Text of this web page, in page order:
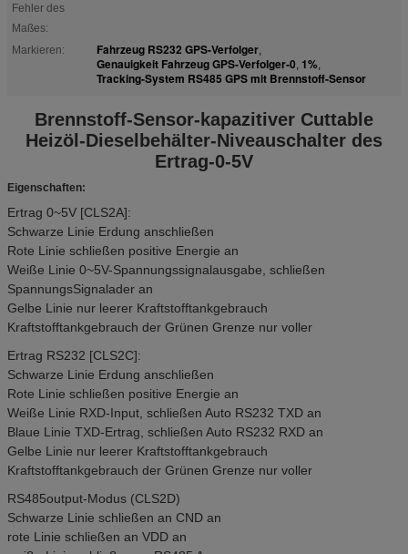
Fehler des
Maßes:
Markieren: Fahrzeug RS232 GPS-Verfolger,
Genauigkeit Fahrzeug GPS-Verfolger-0, 1%,
Tracking-System RS485 GPS mit Brennstoff-Sensor
Brennstoff-Sensor-kapazitiver Cuttable
Heizöl-Dieselbehälter-Niveauschalter des
Ertrag-0-5V
Eigenschaften:
Ertrag 0~5V [CLS2A]:
Schwarze Linie Erdung anschließen
Rote Linie schließen positive Energie an
Weiße Linie 0~5V-Spannungssignalausgabe, schließen
SpannungsSignalader an
Gelbe Linie nur leerer Kraftstofftankgebrauch
Kraftstofftankgebrauch der Grünen Grenze nur voller
Ertrag RS232 [CLS2C]:
Schwarze Linie Erdung anschließen
Rote Linie schließen positive Energie an
Weiße Linie RXD-Input, schließen Auto RS232 TXD an
Blaue Linie TXD-Ertrag, schließen Auto RS232 RXD an
Gelbe Linie nur leerer Kraftstofftankgebrauch
Kraftstofftankgebrauch der Grünen Grenze nur voller
RS485output-Modus (CLS2D)
Schwarze Linie schließen an CND an
rote Linie schließen an VDD an